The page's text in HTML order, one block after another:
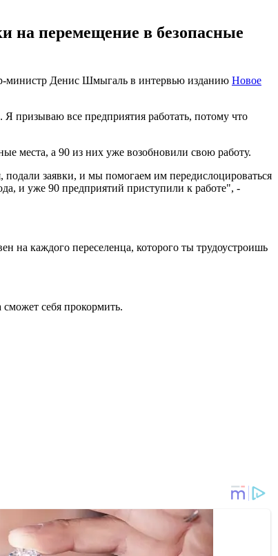
на перемещение в безопасные
министр Денис Шмыгаль в интервью изданию Новое
призываю все предприятия работать, потому что
места, а 90 из них уже возобновили свою работу.
подали заявки, и мы помогаем им передислоцироваться
и уже 90 предприятий приступили к работе", -
на каждого переселенца, которого ты трудоустроишь
себя прокормить.